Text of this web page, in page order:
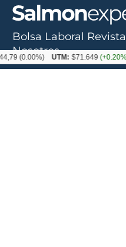
Bolsa Laboral
Nosotros
UTM: $71.649(+0.20%)